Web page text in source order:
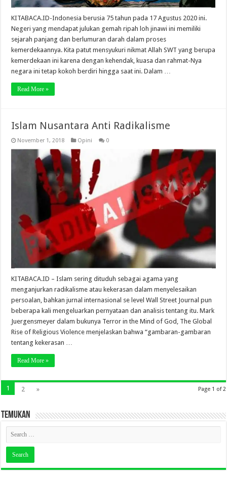
KITABACA.ID-Indonesia berusia 75 tahun pada 17 Agustus 2020 ini.
Negeri yang mendapat julukan gemah ripah loh jinawi ini memiliki
sejarah panjang dan berlumuran darah dalam proses
kemerdekaannya. Kita patut mensyukuri nikmat Allah SWT yang berupa
kemerdekaan ini karena dengan kehendak, kuasa dan rahmat-Nya
negara ini tetap kokoh berdiri hingga saat ini. Dalam …
Read More »
Islam Nusantara Anti Radikalisme
November 1, 2018 Opini 0
KITABACA.ID – Islam sering dituduh sebagai agama yang
menganjurkan radikalisme atau kekerasan dalam menyelesaikan
persoalan, bahkan jurnal internasional se level Wall Street Journal pun
beberapa kali mengeluarkan pernyataan dan analisis tentang itu. Mark
Juergensmeyer dalam bukunya Terror in the Mind of God, The Global
Rise of Religious Violence menjelaskan bahwa “gambaran-gambaran
tentang kekerasan …
Read More »
Page 1 of 2
1 2 »
TEMUKAN